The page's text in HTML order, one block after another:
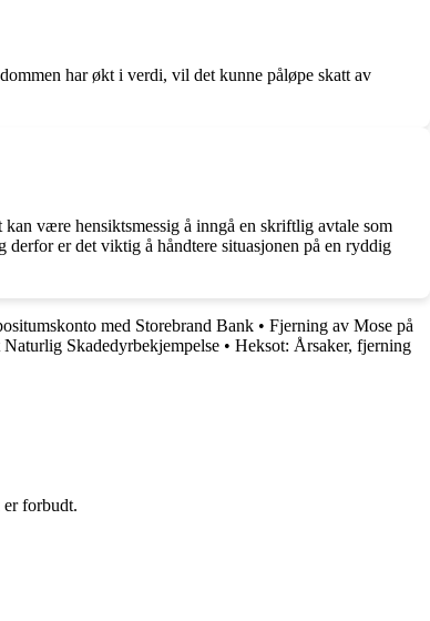
har økt i verdi, vil det kunne påløpe skatt av
være hensiktsmessig å inngå en skriftlig avtale som
er det viktig å håndtere situasjonen på en ryddig
med Storebrand Bank • Fjerning av Mose på
Skadedyrbekjempelse • Heksot: Årsaker, fjerning
er forbudt.